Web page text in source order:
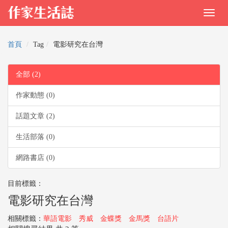
首頁 Tag 電影研究在台灣
全部 (2)
作家動態 (0)
話題文章 (2)
生活部落 (0)
網路書店 (0)
目前標籤：
電影研究在台灣
相關標籤： 華語電影 秀威 金蝶獎 金馬獎 台語片